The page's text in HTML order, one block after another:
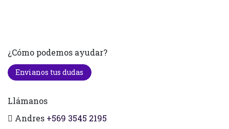
¿Cómo podemos ayudar?
Envianos tus dudas
Llámanos
Andres +569 3545 2195